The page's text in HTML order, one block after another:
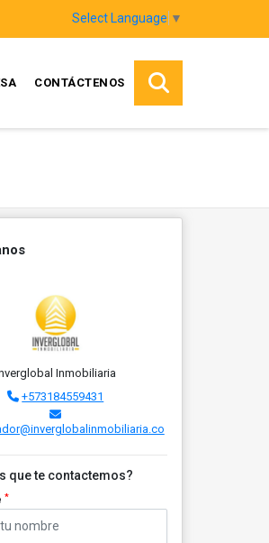
Select Language ▼
CONTÁCTENOS
Inmobiliaria
+573184559431
que te contactemos?
*